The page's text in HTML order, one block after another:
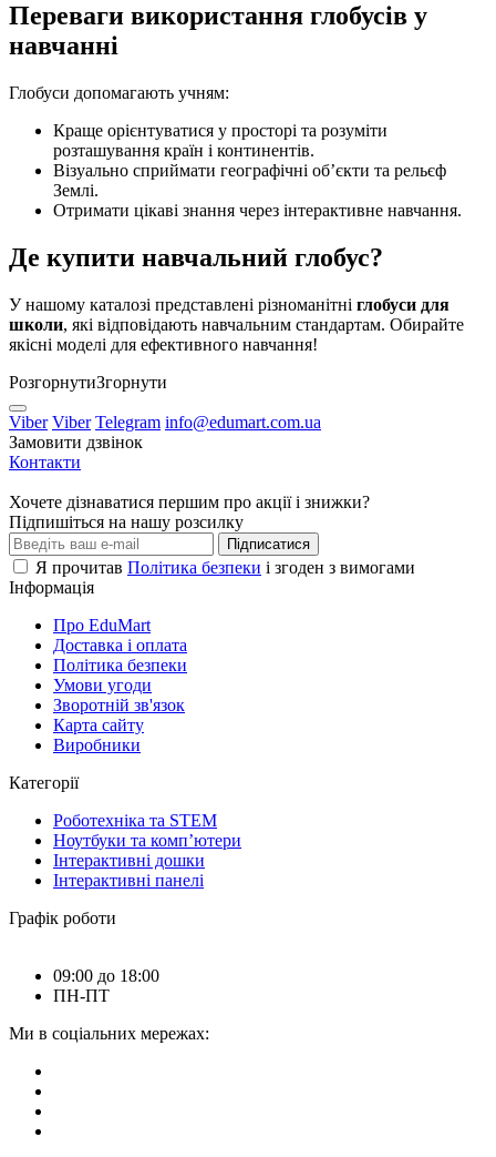
Переваги використання глобусів у
навчанні
Глобуси допомагають учням:
Краще орієнтуватися у просторі та розуміти
розташування країн і континентів.
Візуально сприймати географічні об’єкти та рельєф
Землі.
Отримати цікаві знання через інтерактивне навчання.
Де купити навчальний глобус?
У нашому каталозі представлені різноманітні глобуси для
школи, які відповідають навчальним стандартам. Обирайте
якісні моделі для ефективного навчання!
РозгорнутиЗгорнути
Viber Viber Telegram info@edumart.com.ua
Замовити дзвінок
Контакти
Хочете дізнаватися першим про акції і знижки?
Підпишіться на нашу розсилку
Підписатися
Я прочитав Політика безпеки і згоден з вимогами
Інформація
Про EduMart
Доставка і оплата
Політика безпеки
Умови угоди
Зворотній зв'язок
Карта сайту
Виробники
Категорії
Роботехніка та STEM
Ноутбуки та комп’ютери
Інтерактивні дошки
Інтерактивні панелі
Графік роботи
09:00 до 18:00
ПН-ПТ
Ми в соціальних мережах: